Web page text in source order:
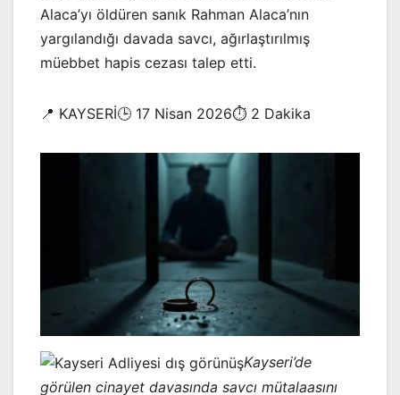
Alaca’yı öldüren sanık Rahman Alaca’nın
yargılandığı davada savcı, ağırlaştırılmış
müebbet hapis cezası talep etti.
📍 KAYSERİ🕒 17 Nisan 2026⏱️ 2 Dakika
Kayseri’de
görülen cinayet davasında savcı mütalaasını